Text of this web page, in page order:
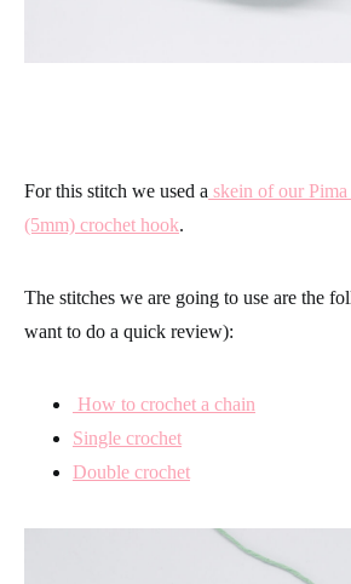
For this stitch we used a skein of our Pima
(5mm) crochet hook.
The stitches we are going to use are the
want to do a quick review):
How to crochet a chain
Single crochet
Double crochet